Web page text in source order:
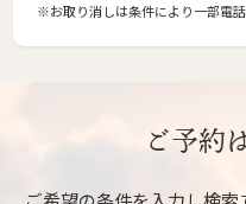
※お取り消しは条件により一部電
ご予約